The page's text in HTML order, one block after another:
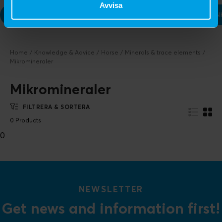
Avvisa
MINERALERNAS
Home Knowledge & Advice Horse
Minerals & trace elements
Mikromineraler
Mikromineraler
FILTRERA & SORTERA
0 Products
0
NEWSLETTER
Get news and information first!